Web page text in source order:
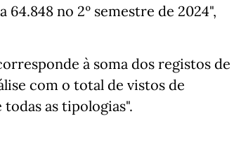
64.848 no 2º semestre de 2024",
à soma dos registos de
com o total de vistos de
as tipologias".